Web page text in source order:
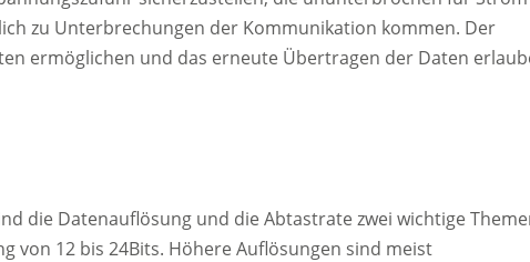
zu Unterbrechungen der Kommunikation kommen. Der
ermöglichen und das erneute Übertragen der Daten
die Datenauflösung und die Abtastrate zwei wichtige
von 12 bis 24Bits. Höhere Auflösungen sind meist